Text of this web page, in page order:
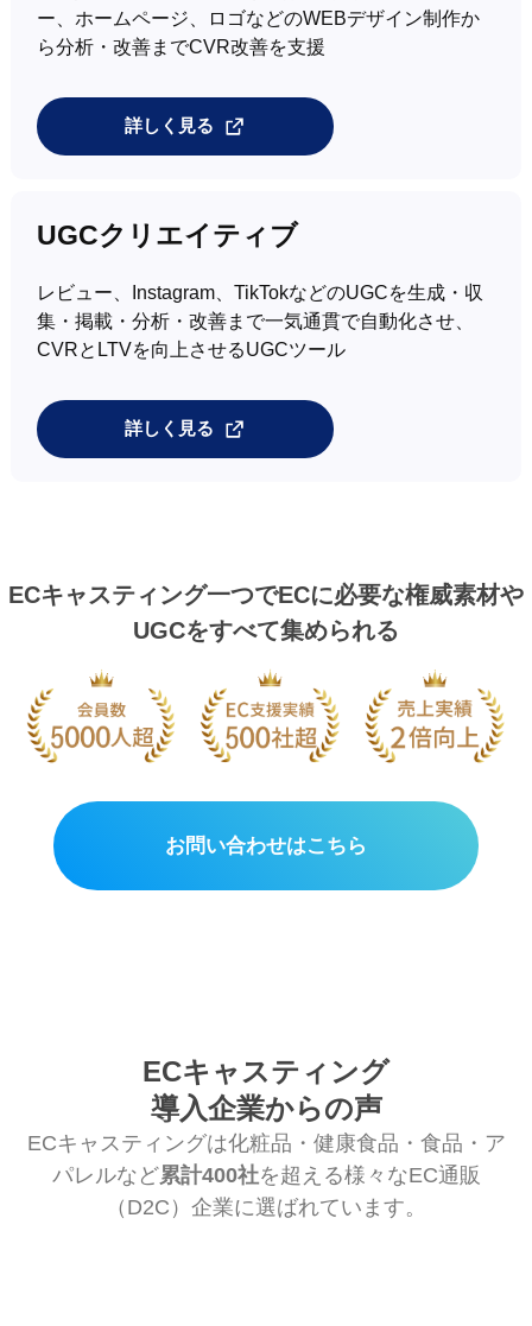
ー、ホームページ、ロゴなどのWEBデザイン制作か
ら分析・改善までCVR改善を支援
詳しく見る
UGCクリエイティブ
レビュー、Instagram、TikTokなどのUGCを生成・収
集・掲載・分析・改善まで一気通貫で自動化させ、
CVRとLTVを向上させるUGCツール
詳しく見る
ECキャスティング一つでECに必要な権威素材や
UGCをすべて集められる
お問い合わせはこちら
ECキャスティング
導入企業からの声
ECキャスティングは化粧品・健康食品・食品・ア
パレルなど累計400社を超える様々なEC通販
（D2C）企業に選ばれています。